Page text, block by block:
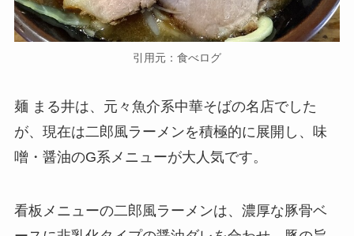
引用元：食べログ
麺 まる井は、元々魚介系中華そばの名店でした
が、現在は二郎風ラーメンを積極的に展開し、味
噌・醤油のG系メニューが大人気です。
看板メニューの二郎風ラーメンは、濃厚な豚骨ベ